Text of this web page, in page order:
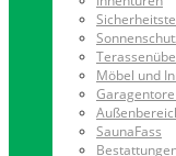
Möbel und
SaunaFass